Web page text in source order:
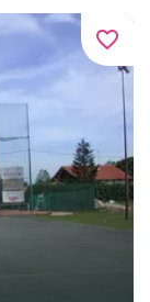
favorite_border